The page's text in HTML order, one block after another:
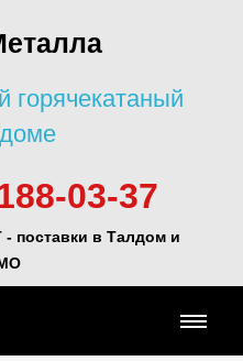
горячекатаный
03-37
поставки в Талдом и